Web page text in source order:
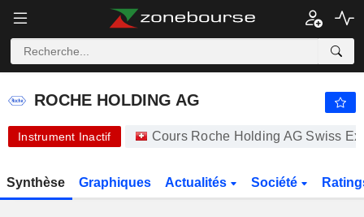
ROCHE HOLDING AG
ROCHE HOLDING AG
Instrument Inactif Cours Roche Holding AG Swiss
Synthèse Graphiques Actualités Société